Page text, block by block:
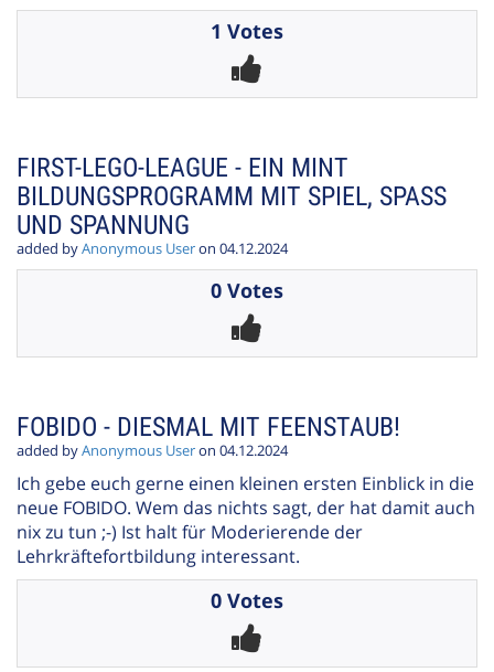
1 Votes
FIRST-LEGO-LEAGUE - EIN MINT
BILDUNGSPROGRAMM MIT SPIEL, SPASS U
ND SPANNUNG
added byAnonymous Useron 04.12.2024
0 Votes
FOBIDO - DIESMAL MIT FEENSTAUB!
added byAnonymous Useron 04.12.2024
Ich gebe euch gerne einen kleinen ersten Einblick in die
neue FOBIDO. Wem das nichts sagt, der hat damit auch
nix zu tun ;-) Ist halt für Moderierende der
Lehrkräftefortbildung interessant.
0 Votes